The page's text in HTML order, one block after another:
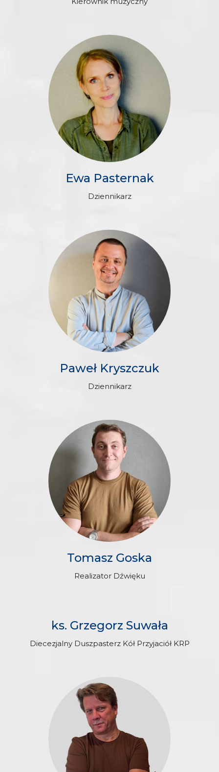
Ewa Pasternak
Dziennikarz
Paweł Kryszczuk
Dziennikarz
Tomasz Goska
Realizator Dźwięku
ks. Grzegorz Suwała
Diecezjalny Duszpasterz Kół Przyjaciół KRP